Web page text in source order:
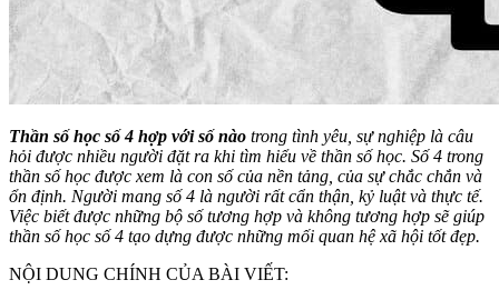
Thần số học số 4 hợp với số nào trong tình yêu, sự nghiệp là câu
hỏi được nhiều người đặt ra khi tìm hiểu về thần số học. Số 4 trong
thần số học được xem là con số của nền tảng, của sự chắc chắn và
ổn định. Người mang số 4 là người rất cẩn thận, kỷ luật và thực tế.
Việc biết được những bộ số tương hợp và không tương hợp sẽ giúp
thần số học số 4 tạo dựng được những mối quan hệ xã hội tốt đẹp.
NỘI DUNG CHÍNH CỦA BÀI VIẾT: